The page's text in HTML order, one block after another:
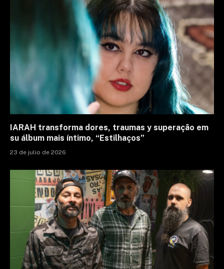
IARAH transforma dores, traumas y superação em
su álbum mais íntimo, “Estilhaços”
23 de julio de 2026